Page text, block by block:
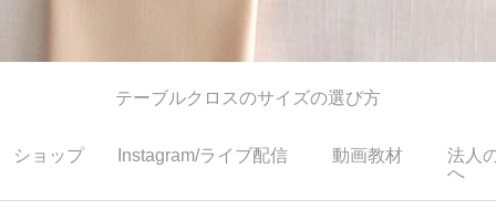
テーブルクロスのサイズの選び方
ショップ Instagram/ライブ配信 動画教材
法人
へ